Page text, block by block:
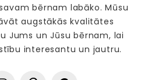
bērnam labāko. Mūsu
augstākās kvalitātes
Jums un Jūsu bērnam, lai
interesantu un jautru.